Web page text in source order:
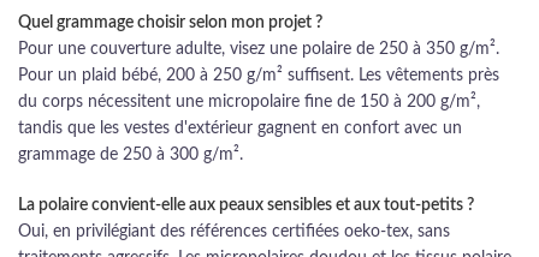
Quel grammage choisir selon mon projet ?
Pour une couverture adulte, visez une polaire de 250 à 350 g/m².
Pour un plaid bébé, 200 à 250 g/m² suffisent. Les vêtements près
du corps nécessitent une micropolaire fine de 150 à 200 g/m²,
tandis que les vestes d'extérieur gagnent en confort avec un
grammage de 250 à 300 g/m².
La polaire convient-elle aux peaux sensibles et aux tout-petits ?
Oui, en privilégiant des références certifiées oeko-tex, sans